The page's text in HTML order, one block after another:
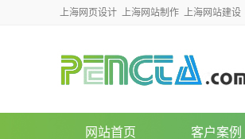
上海网页设计 上海网站制作 上海网站建设
网站首页 客户案例